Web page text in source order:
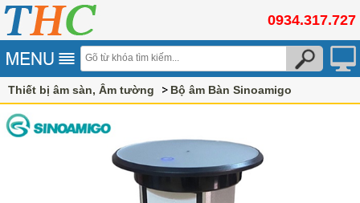
0934.317.727
Thiết bị âm sàn, Âm tường Bộ âm Bàn Sinoamigo